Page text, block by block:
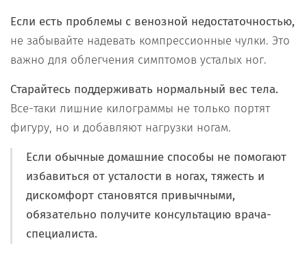
Если есть проблемы с венозной недостаточностью,
не забывайте надевать компрессионные чулки. Это
важно для облегчения симптомов усталых ног.
Старайтесь поддерживать нормальный вес тела.
Все-таки лишние килограммы не только портят
фигуру, но и добавляют нагрузки ногам.
Если обычные домашние способы не помогают
избавиться от усталости в ногах, тяжесть и
дискомфорт становятся привычными,
обязательно получите консультацию врача-
специалиста.